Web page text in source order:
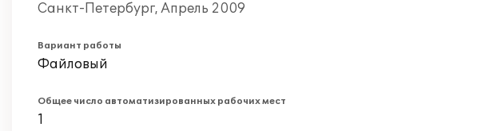
Санкт-Петербург, Апрель 2009
Вариант работы
Файловый
Общее число автоматизированных рабочих мест
1